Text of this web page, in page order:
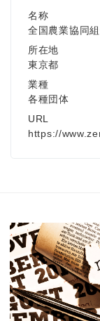
名称
全国農業協同
所在地
東京都
業種
各種団体
URL
https://